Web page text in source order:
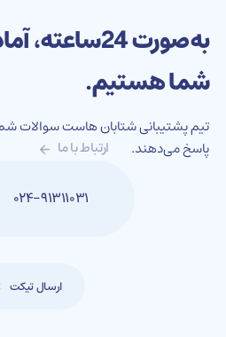
به‌صورت
شما هستیم.
تیم پشتیبانی شتابان هاست سوالات
پاسخ می‌دهند.
ارتباط با ما
۰۲۴-۹۱۳۱۱۰۳۱
ارسال تیکت